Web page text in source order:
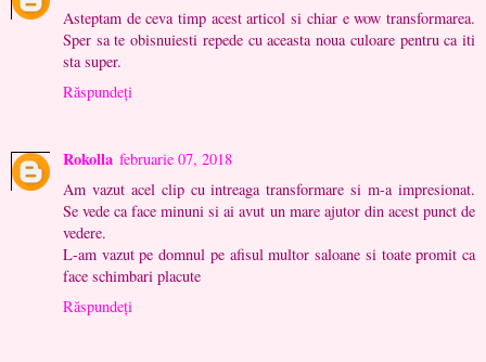
Asteptam de ceva timp acest articol si chiar e wow transformarea.
Sper sa te obisnuiesti repede cu aceasta noua culoare pentru ca iti
sta super.
Răspundeți
Rokolla februarie 07, 2018
Am vazut acel clip cu intreaga transformare si m-a impresionat.
Se vede ca face minuni si ai avut un mare ajutor din acest punct de
vedere.
L-am vazut pe domnul pe afisul multor saloane si toate promit ca
face schimbari placute
Răspundeți